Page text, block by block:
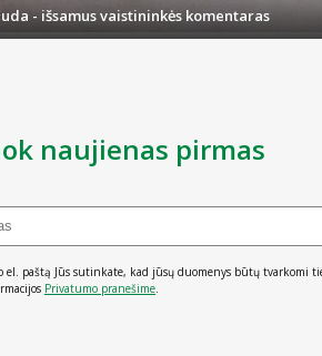
- išsamus vaistininkės komentaras
naujienas pirmas
el. paštą Jūs sutinkate, kad jūsų duomenys būtų tvarkomi
Privatumo pranešime